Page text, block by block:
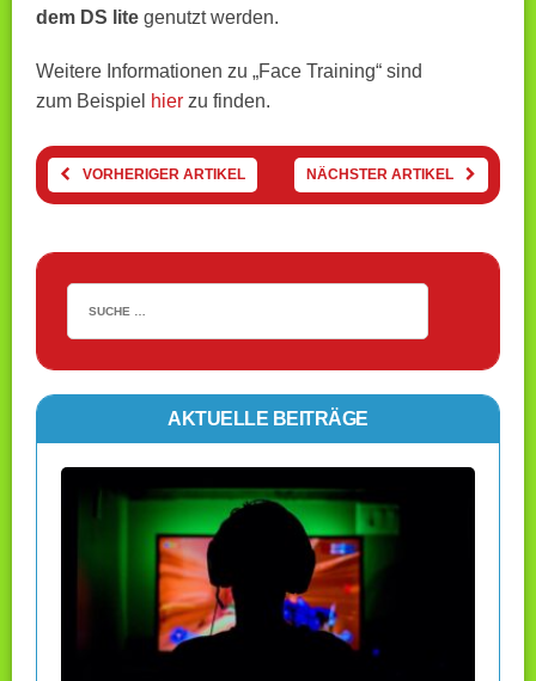
dem DS lite genutzt werden.
Weitere Informationen zu „Face Training“ sind
zum Beispiel hier zu finden.
VORHERIGER ARTIKEL NÄCHSTER ARTIKEL
AKTUELLE BEITRÄGE